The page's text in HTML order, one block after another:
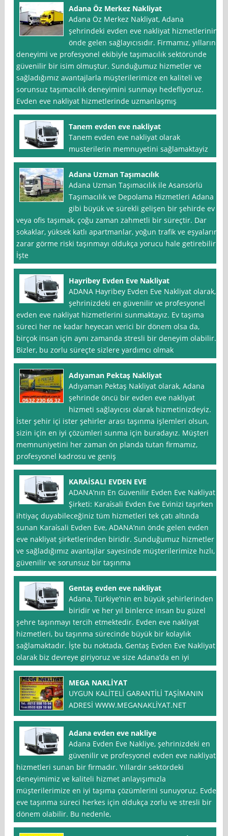
Adana Öz Merkez Nakliyat
Adana Öz Merkez Nakliyat, Adana
şehrindeki evden eve nakliyat hizmetlerinin
önde gelen sağlayıcısıdır. Firmamız, yılların
deneyimi ve profesyonel ekibiyle taşımacılık sektöründe
güvenilir bir isim olmuştur. Sunduğumuz hizmetler ve
sağladığımız avantajlarla müşterilerimize en kaliteli ve
sorunsuz taşımacılık deneyimini sunmayı hedefliyoruz.
Evden eve nakliyat hizmetlerinde uzmanlaşmış
Tanem evden eve nakliyat
Tanem evden eve nakliyat olarak
musterilerin memnuyetini sağlamaktayiz
Adana Uzman Taşımacılık
Adana Uzman Taşımacılık ile Asansörlü
Taşımacılık ve Depolama Hizmetleri Adana
gibi büyük ve sürekli gelişen bir şehirde ev
veya ofis taşımak, çoğu zaman zahmetli bir süreçtir. Dar
sokaklar, yüksek katlı apartmanlar, yoğun trafik ve eşyaların
zarar görme riski taşınmayı oldukça yorucu hale getirebilir.
İşte
Hayribey Evden Eve Nakliyat
ADANA Hayribey Evden Eve Nakliyat olarak,
şehrinizdeki en güvenilir ve profesyonel
evden eve nakliyat hizmetlerini sunmaktayız. Ev taşıma
süreci her ne kadar heyecan verici bir dönem olsa da,
birçok insan için aynı zamanda stresli bir deneyim olabilir.
Bizler, bu zorlu süreçte sizlere yardımcı olmak
Adıyaman Pektaş Nakliyat
Adıyaman Pektaş Nakliyat olarak, Adana
şehrinde öncü bir evden eve nakliyat
hizmeti sağlayıcısı olarak hizmetinizdeyiz.
İster şehir içi ister şehirler arası taşınma işlemleri olsun,
sizin için en iyi çözümleri sunma için buradayız. Müşteri
memnuniyetini her zaman ön planda tutan firmamız,
profesyonel kadrosu ve geniş
KARAİSALI EVDEN EVE
ADANA’nın En Güvenilir Evden Eve Nakliyat
Şirketi: Karai̇sali Evden Eve Evinizi taşırken
ihtiyaç duyabileceğiniz tüm hizmetleri tek çatı altında
sunan Karai̇sali Evden Eve, ADANA’nın önde gelen evden
eve nakliyat şirketlerinden biridir. Sunduğumuz hizmetler
ve sağladığımız avantajlar sayesinde müşterilerimize hızlı,
güvenilir ve sorunsuz bir taşınma
Gentaş evden eve nakliyat
Adana, Türkiye’nin en büyük şehirlerinden
biridir ve her yıl binlerce insan bu güzel
şehre taşınmayı tercih etmektedir. Evden eve nakliyat
hizmetleri, bu taşınma sürecinde büyük bir kolaylık
sağlamaktadır. İşte bu noktada, Gentaş Evden Eve Nakliyat
olarak biz devreye giriyoruz ve size Adana’da en iyi
MEGA NAKLİYAT
UYGUN KALİTELİ GARANTİLİ TAŞİMANIN
ADRESİ WWW.MEGANAKLİYAT.NET
Adana evden eve nakliye
Adana Evden Eve Nakliye, şehrinizdeki en
güvenilir ve profesyonel evden eve nakliyat
hizmetleri sunan bir firmadır. Yıllardır sektördeki
deneyimimiz ve kaliteli hizmet anlayışımızla
müşterilerimize en iyi taşıma çözümlerini sunuyoruz. Evden
eve taşınma süreci herkes için oldukça zorlu ve stresli bir
dönem olabilir. Bu nedenle,